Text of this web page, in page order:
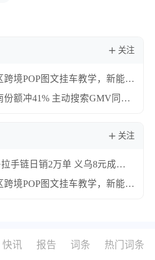
关注
跨境POP图文挂车教学，新能力
链路
份额冲41% 主动搜索GMV同比
关注
手链日销2万单 义乌8元成本
倍
跨境POP图文挂车教学，新能力
快讯 报告 词条 热门词条